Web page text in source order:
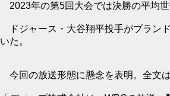
2023年の第5回大会では決勝の平均世
ドジャース・大谷翔平投手がブラン
いた。
今回の放送形態に懸念を表明。全文は